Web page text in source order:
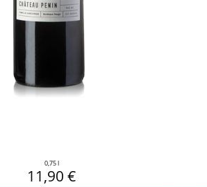
0,75 l
11,90 €